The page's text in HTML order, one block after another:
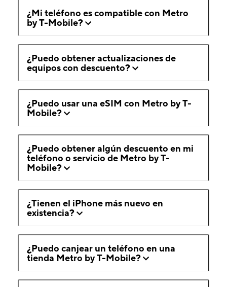
¿Mi teléfono es compatible con Metro
by T-Mobile?
¿Puedo obtener actualizaciones de
equipos con descuento?
¿Puedo usar una eSIM con Metro by T-
Mobile?
¿Puedo obtener algún descuento en mi
teléfono o servicio de Metro by T-
Mobile?
¿Tienen el iPhone más nuevo en
existencia?
¿Puedo canjear un teléfono en una
tienda Metro by T-Mobile?